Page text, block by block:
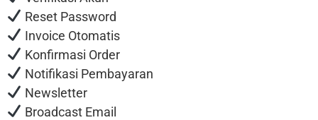
Reset Password
Invoice Otomatis
Konfirmasi Order
Notifikasi Pembayaran
Newsletter
Broadcast Email